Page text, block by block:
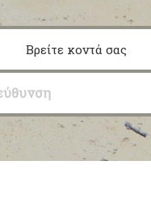
Βρείτε κοντά σας